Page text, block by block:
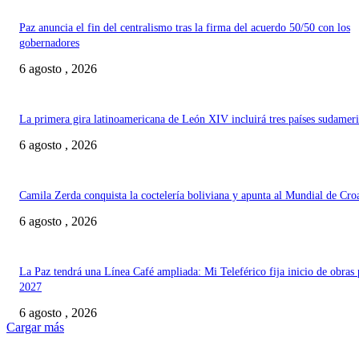
Paz anuncia el fin del centralismo tras la firma del acuerdo 50/50 con los
gobernadores
6 agosto , 2026
La primera gira latinoamericana de León XIV incluirá tres países
6 agosto , 2026
Camila Zerda conquista la coctelería boliviana y apunta al Mundial de
6 agosto , 2026
La Paz tendrá una Línea Café ampliada: Mi Teleférico fija inicio de obras
2027
6 agosto , 2026
Cargar más